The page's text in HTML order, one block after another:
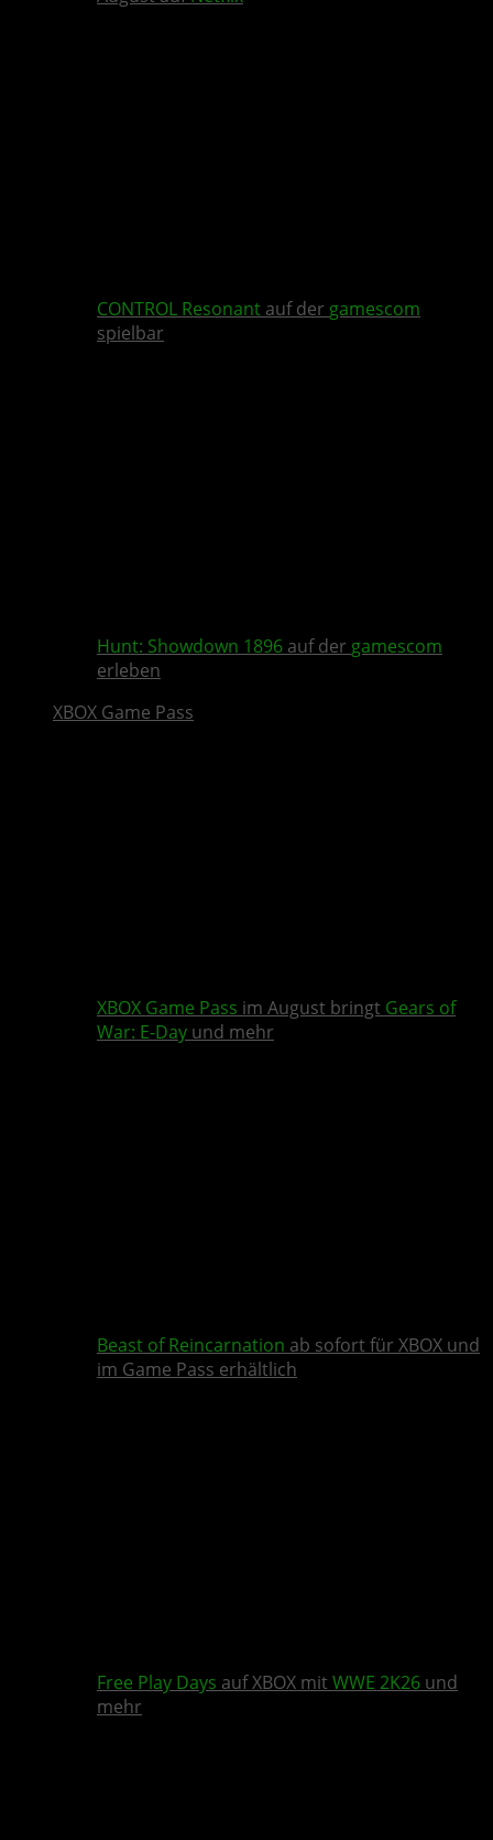
CONTROL Resonant auf der gamescom
spielbar
Hunt: Showdown 1896 auf der gamescom
erleben
XBOX Game Pass
XBOX Game Pass im August bringt Gears of
War: E-Day und mehr
Beast of Reincarnation ab sofort für XBOX und
im Game Pass erhältlich
Free Play Days auf XBOX mit WWE 2K26 und
mehr